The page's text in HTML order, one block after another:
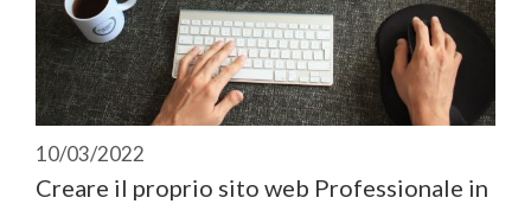
10/03/2022
Creare il proprio sito web Professionale in